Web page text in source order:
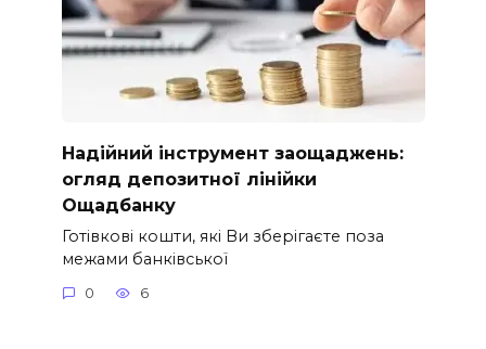
Надійний інструмент заощаджень:
огляд депозитної лінійки
Ощадбанку
Готівкові кошти, які Ви зберігаєте поза
межами банківської
0 6